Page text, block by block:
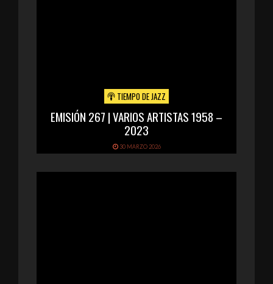
TIEMPO DE JAZZ
EMISIÓN 267 | VARIOS ARTISTAS 1958 –
2023
30 MARZO 2026